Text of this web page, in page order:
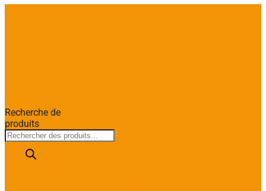
Recherche de
produits